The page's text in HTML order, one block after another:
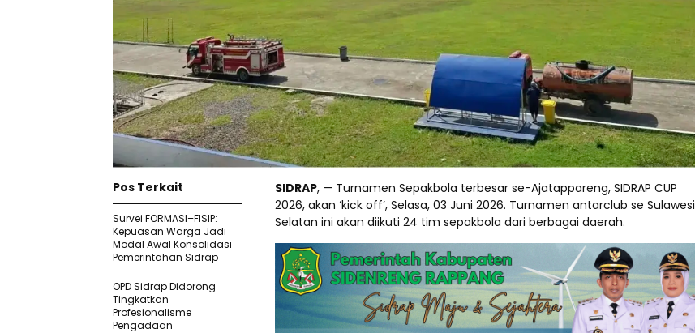
SIDRAP, — Turnamen Sepakbola terbesar se-Ajatappareng, SIDRAP CUP
2026, akan ‘kick off’, Selasa, 03 Juni 2026. Turnamen antarclub se Sulawesi
Selatan ini akan diikuti 24 tim sepakbola dari berbagai daerah.
Pos Terkait
Survei FORMASI–FISIP:
Kepuasan Warga Jadi
Modal Awal Konsolidasi
Pemerintahan Sidrap
OPD Sidrap Didorong
Tingkatkan
Profesionalisme
Pengadaan